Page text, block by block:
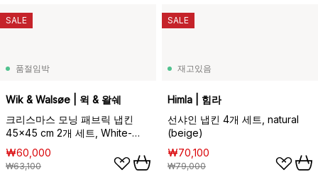
품절임박
Wik & Walsøe | 윅 & 왈쉐
크리스마스 모닝 패브릭 냅킨
45x45 cm 2개 세트, White-
green
₩60,000
₩63,100
SALE
재고있음
Himla | 힘라
선샤인 냅킨 4개 세트, natural
(beige)
₩70,100
₩79,000
SALE